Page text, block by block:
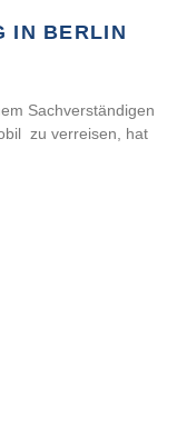
IN BERLIN
Sachverständigen
zu verreisen, hat